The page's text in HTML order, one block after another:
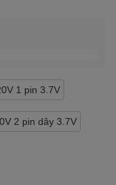
1 pin 3.7V
2 pin dây 3.7V